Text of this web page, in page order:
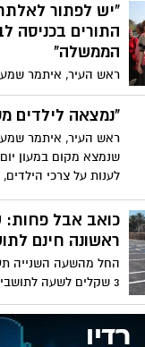
"יש לפתור
התורים בכניסה
הממשלה"
ראש העיר, איתמר
המשפטים לפתור את
המשפטים נמסר כי
הנהלת בתי המשפט
"אני משוכנע כי
יצירתיים שיסייעו
"נמצאה לילדים
ראש העיר, איתמר
שנמצא מקום במעון
לענות על צרכי
להקמת מרכז ייעודי
כואב אבל פחות:
ראשונה חינם
החל מהשעה השנייה
לתושבי חוץ - ראש
אמיתי למצוקת
העיר״